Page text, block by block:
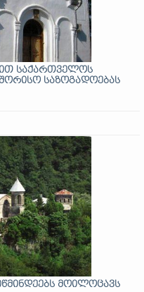
საქართველოს
საზოგადოებას
მოილოცავს